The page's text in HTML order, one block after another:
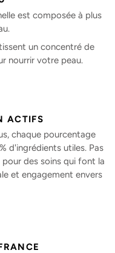
est composée à plus
un concentré de
nourrir votre peau.
ACTIFS
chaque pourcentage
d'ingrédients utiles. Pas
des soins qui font la
et engagement envers